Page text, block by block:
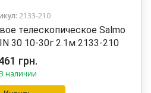
2133-210
телескопическое Salmo
30 10-30г 2.1м 2133-210
грн.
наличии